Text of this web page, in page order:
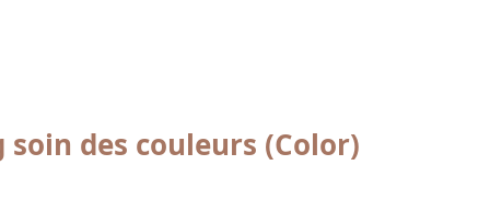
soin des couleurs (Color)